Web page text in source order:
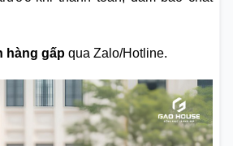
hàng gấp qua Zalo/Hotline.